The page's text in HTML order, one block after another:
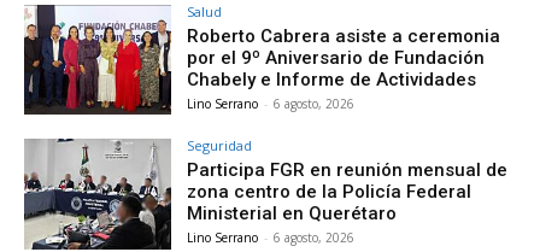
Salud
Roberto Cabrera asiste a ceremonia
por el 9º Aniversario de Fundación
Chabely e Informe de Actividades
Lino Serrano - 6 agosto, 2026
Seguridad
Participa FGR en reunión mensual de
zona centro de la Policía Federal
Ministerial en Querétaro
Lino Serrano - 6 agosto, 2026